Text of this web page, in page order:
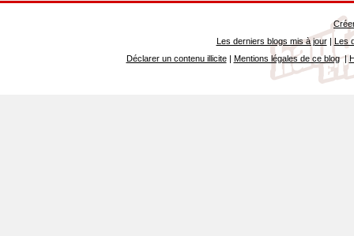
Les derniers blogs mis à jour| Les
Déclarer un contenu illicite| Mentions légales de ce blog|